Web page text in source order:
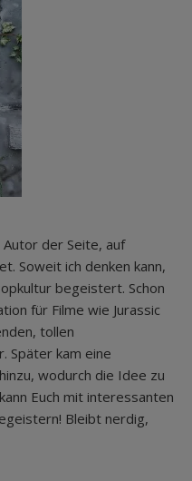
der Seite, auf
Soweit ich denken kann,
begeistert. Schon
für Filme wie Jurassic
tollen
Später kam eine
wodurch die Idee zu
Euch mit interessanten
Bleibt nerdig,